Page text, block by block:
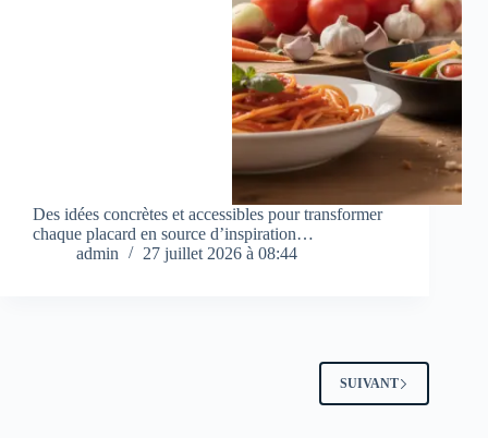
Des idées concrètes et accessibles pour transformer
chaque placard en source d’inspiration…
admin
27 juillet 2026 à 08:44
SUIVANT